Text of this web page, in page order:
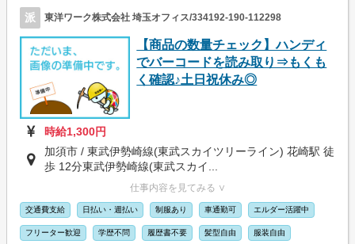
派 東洋ワーク株式会社 埼玉オフィス/334192-190-112298
【商品の数量チェック】ハンディ
でバーコードを読み取り⇒もくも
く確認♪土日祝休み◎
時給1,300円
加須市 / 東武伊勢崎線(東武スカイツリーライン) 花崎駅 徒
歩 12分東武伊勢崎線(東武スカイ...
仕事内容を見てみる ∨
交通費支給 日払い・週払い 制服あり 車通勤可 エルダー活躍中
フリーター歓迎 学歴不問 履歴書不要 髪型自由 服装自由